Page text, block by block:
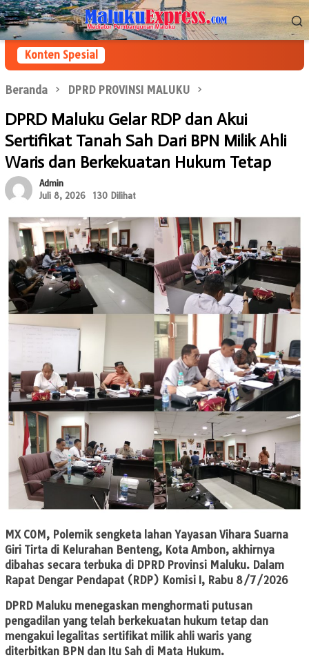
Loncat
ke
konten
Menu
Mobile
Konten Spesial
Beranda DPRD PROVINSI MALUKU
DPRD Maluku Gelar RDP dan Akui
Sertifikat Tanah Sah Dari BPN Milik Ahli
Waris dan Berkekuatan Hukum Tetap
Admin
Juli 8, 2026
130 Dilihat
MX COM, Polemik sengketa lahan Yayasan Vihara Suarna
Giri Tirta di Kelurahan Benteng, Kota Ambon, akhirnya
dibahas secara terbuka di DPRD Provinsi Maluku. Dalam
Rapat Dengar Pendapat (RDP) Komisi I, Rabu 8/7/2026
DPRD Maluku menegaskan menghormati putusan
pengadilan yang telah berkekuatan hukum tetap dan
mengakui legalitas sertifikat milik ahli waris yang
diterbitkan BPN dan Itu Sah di Mata Hukum.